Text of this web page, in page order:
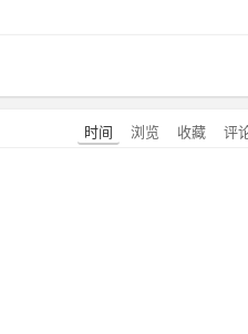
时间 浏览 收藏 评